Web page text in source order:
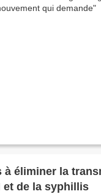
à éliminer la
et de la syphillis